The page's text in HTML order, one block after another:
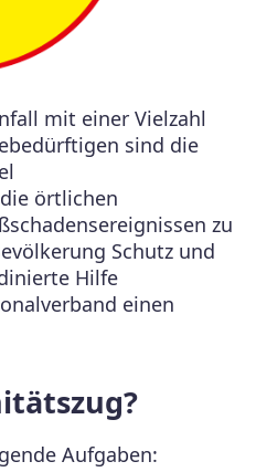
mit einer Vielzahl
sind die
örtlichen
zu
Schutz und
Hilfe
einen
Aufgaben: